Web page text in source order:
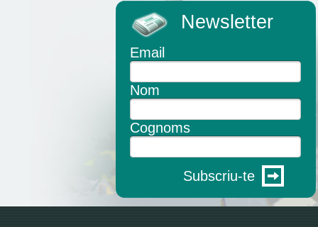
Newsletter
Email
Nom
Cognoms
Subscriu-te